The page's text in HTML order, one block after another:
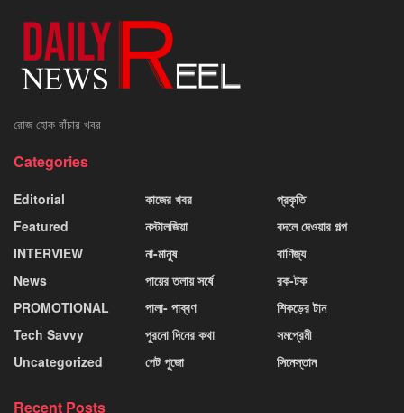
রোজ হোক বাঁচার খবর
Categories
Editorial
Featured
INTERVIEW
News
PROMOTIONAL
Tech Savvy
Uncategorized
কাজের খবর
নস্টালজিয়া
না-মানুষ
পায়ের তলায় সর্ষে
পালা- পাব্বণ
পুরনো দিনের কথা
পেট পুজো
প্রকৃতি
বদলে দেওয়ার গল্প
বাণিজ্য
রক-টক
শিকড়ের টান
সমপ্রেমী
সিনেস্তান
Recent Posts